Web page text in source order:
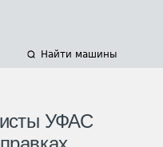
Найти машины
УФАС